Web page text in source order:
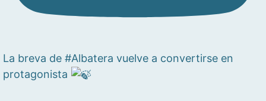
La breva de #Albatera vuelve a convertirse en
protagonista